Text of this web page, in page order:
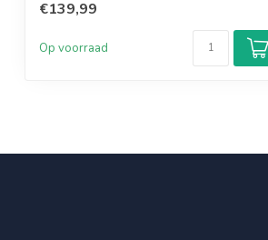
€139,99
Op voorraad